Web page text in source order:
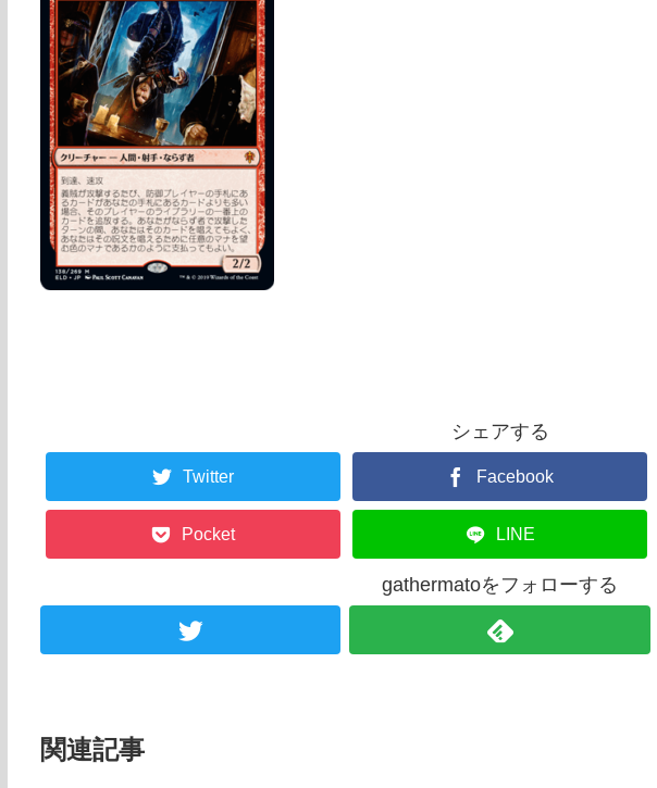
シェアする
Twitter Facebook
Pocket LINE
gathermatoをフォローする
関連記事